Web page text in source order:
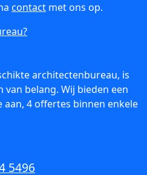
contact met ons op.
architectenbureau, is
belang. Wij bieden een
4 offertes binnen enkele
5496